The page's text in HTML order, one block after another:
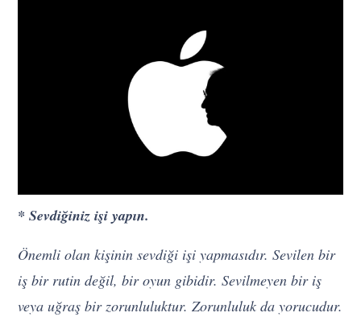
* Sevdiğiniz işi yapın.
Önemli olan kişinin sevdiği işi yapmasıdır. Sevilen bir
iş bir rutin değil, bir oyun gibidir. Sevilmeyen bir iş
veya uğraş bir zorunluluktur. Zorunluluk da yorucudur.